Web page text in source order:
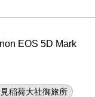
EOS 5D Mark
稲荷大社御旅所